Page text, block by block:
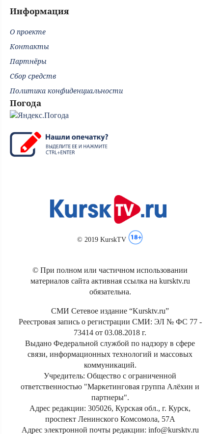
Информация
О проекте
Контакты
Партнёры
Сбор средств
Политика конфиденциальности
Погода
© 2019 KurskTV
© При полном или частичном использовании
материалов сайта активная ссылка на kursktv.ru
обязательна.
СМИ Сетевое издание “Kursktv.ru”
Реестровая запись о регистрации СМИ: ЭЛ № ФС 77 -
73414 от 03.08.2018 г.
Выдано Федеральной службой по надзору в сфере
связи, информационных технологий и массовых
коммуникаций.
Учредитель: Общество с ограниченной
ответственностью "Маркетинговая группа Алёхин и
партнеры".
Адрес редакции: 305026, Курская обл., г. Курск,
проспект Ленинского Комсомола, 57А
Адрес электронной почты редакции: info@kursktv.ru